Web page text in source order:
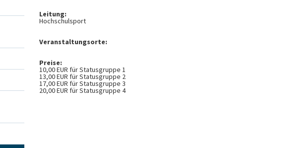
Leitung:
Hochschulsport
Veranstaltungsorte:
Preise:
10,00 EUR für Statusgruppe 1
13,00 EUR für Statusgruppe 2
17,00 EUR für Statusgruppe 3
20,00 EUR für Statusgruppe 4